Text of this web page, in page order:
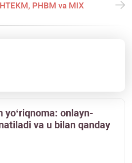
PHBM va MIX
yoʻriqnoma: onlayn-
va u bilan qanday